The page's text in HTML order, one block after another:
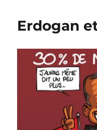
Erdogan